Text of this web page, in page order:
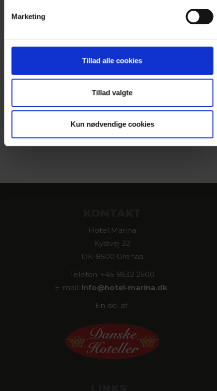
Marketing
Tillad alle cookies
Tillad valgte
Kun nødvendige cookies
Hotel Marina
Kystvej 32
DK-8500 Grenaa
Telefon: +45 8632 2500
E-mail: info@hotel-marina.dk
En del af: